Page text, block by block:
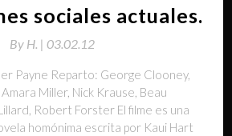
sociales actuales.
By H. | 03.02.12
Payne Reparto: George Clooney,
Miller, Nick Krause, Beau
Robert Forster El filme es una
homónima escrita por Kaui Hart